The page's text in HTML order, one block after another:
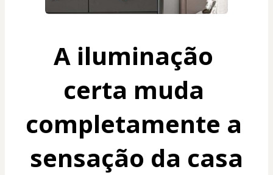
A iluminação
certa muda
completamente a
sensação da casa